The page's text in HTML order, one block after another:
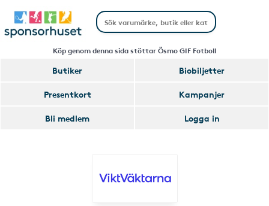
Köp genom denna sida stöttar Ösmo GIF Fotboll
Butiker
Biobiljetter
Presentkort
Kampanjer
Bli medlem
Logga in